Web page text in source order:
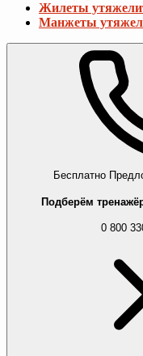
Жилеты
Манжеты
Бесплатно
Подберём
0 800